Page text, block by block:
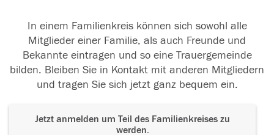
In einem Familienkreis können sich sowohl alle
Mitglieder einer Familie, als auch Freunde und
Bekannte eintragen und so eine Trauergemeinde
bilden. Bleiben Sie in Kontakt mit anderen Mitgliedern
und tragen Sie sich jetzt ganz bequem ein.
Jetzt anmelden um Teil des Familienkreises zu
werden.